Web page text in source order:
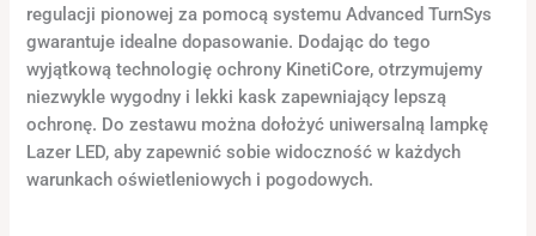
regulacji pionowej za pomocą systemu Advanced TurnSys
gwarantuje idealne dopasowanie. Dodając do tego
wyjątkową technologię ochrony KinetiCore, otrzymujemy
niezwykle wygodny i lekki kask zapewniający lepszą
ochronę. Do zestawu można dołożyć uniwersalną lampkę
Lazer LED, aby zapewnić sobie widoczność w każdych
warunkach oświetleniowych i pogodowych.